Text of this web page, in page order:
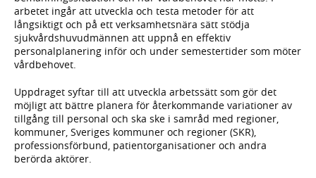
arbetet ingår att utveckla och testa metoder för att
långsiktigt och på ett verksamhetsnära sätt stödja
sjukvårdshuvudmännen att uppnå en effektiv
personalplanering inför och under semestertider som möter
vårdbehovet.
Uppdraget syftar till att utveckla arbetssätt som gör det
möjligt att bättre planera för återkommande variationer av
tillgång till personal och ska ske i samråd med regioner,
kommuner, Sveriges kommuner och regioner (SKR),
professionsförbund, patientorganisationer och andra
berörda aktörer.